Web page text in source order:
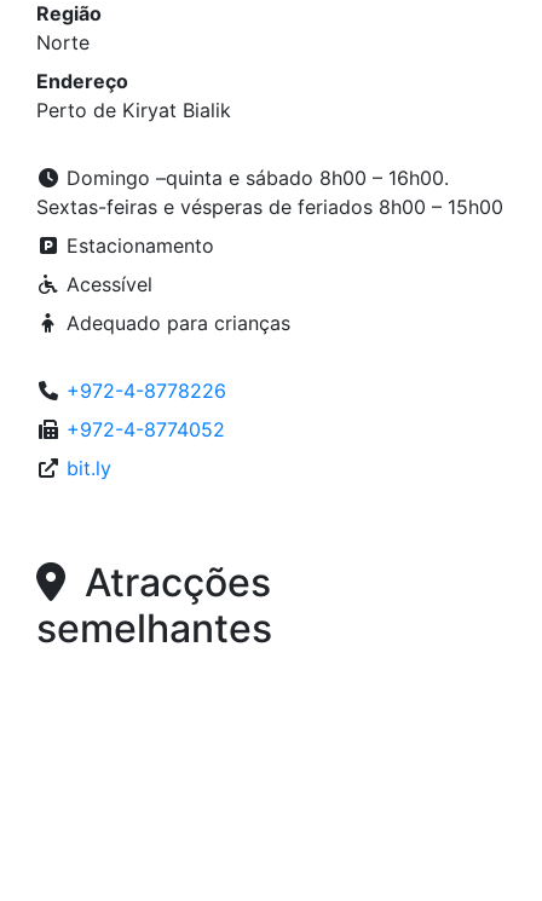
Região
Norte
Endereço
Perto de Kiryat Bialik
Domingo –quinta e sábado 8h00 – 16h00.
Sextas-feiras e vésperas de feriados 8h00 – 15h00
Estacionamento
Acessível
Adequado para crianças
+972-4-8778226
+972-4-8774052
bit.ly
Atracções
semelhantes